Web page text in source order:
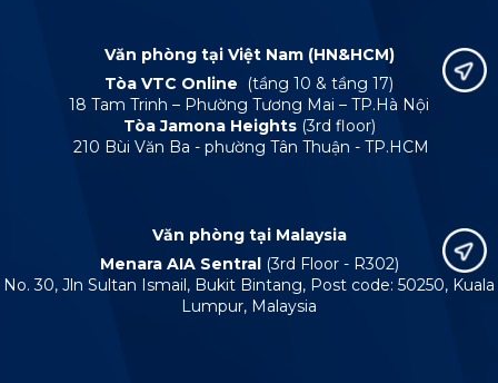
Văn phòng tại Việt Nam (HN&HCM)
Tòa VTC Online
(tầng 10 & tầng 17)
18 Tam Trinh – Phường Tương Mai – TP.Hà Nội
Tòa Jamona Heights (3rd floor)
210 Bùi Văn Ba - phường Tân Thuận - TP.HCM
Văn phòng tại Malaysia
Menara AIA Sentral (3rd Floor - R302)
No. 30, Jln Sultan Ismail, Bukit Bintang, Post code: 50250, Kuala
Lumpur, Malaysia